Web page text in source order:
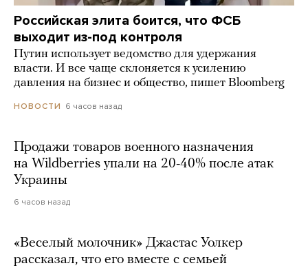
Российская элита боится, что ФСБ
выходит из-под контроля
Путин использует ведомство для удержания
власти. И все чаще склоняется к усилению
давления на бизнес и общество, пишет Bloomberg
НОВОСТИ 6 часов назад
Продажи товаров военного назначения
на Wildberries упали на 20-40% после атак
Украины
6 часов назад
«Веселый молочник» Джастас Уолкер
рассказал, что его вместе с семьей